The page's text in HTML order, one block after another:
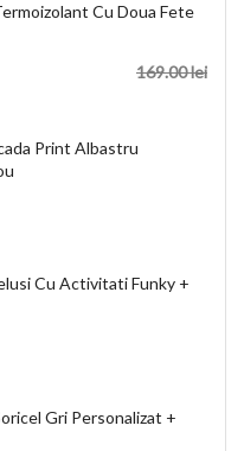
Cu Doua Fete
169.00 lei
Print Albastru
Cu Activitati Funky +
Gri Personalizat +